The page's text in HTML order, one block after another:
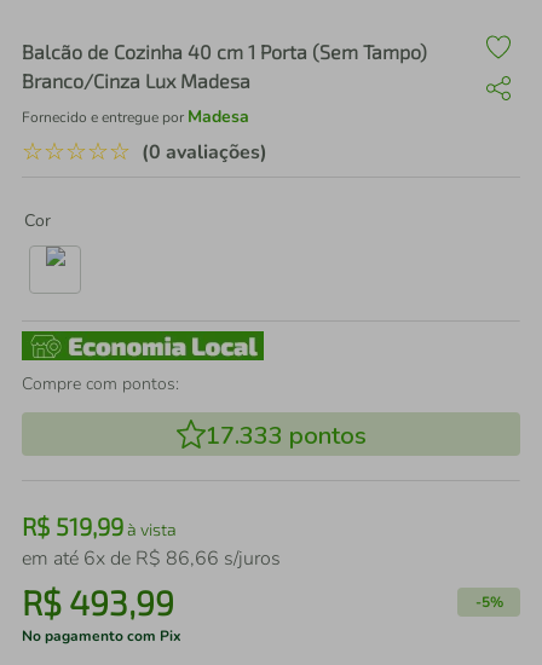
Balcão de Cozinha 40 cm 1 Porta (Sem Tampo)
Branco/Cinza Lux Madesa
Fornecido e entregue por Madesa
☆☆☆☆☆ (0 avaliações)
Cor
Compre com pontos:
17.333 pontos
R$ 519,99à vista
em até 6x de R$ 86,66 s/juros
R$ 493,99 -5%
No pagamento com Pix